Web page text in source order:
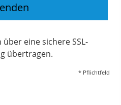
eine sichere SSL-
übertragen.
* Pflichtfeld